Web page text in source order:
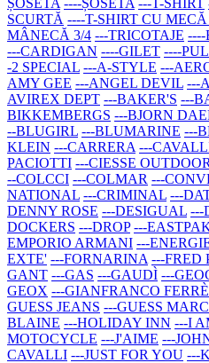
SCURTĂ ----T-SHIRT CU
MÂNECĂ 3/4 ---TRICOTAJE
---CARDIGAN ----GILET ----
-2 SPECIAL ---A-STYLE ---
AMY GEE ---ANGEL DEVIL ---
AVIREX DEPT ---BAKER'S ---
BIKKEMBERGS ---BJORN
--BLUGIRL ---BLUMARINE ---
KLEIN ---CARRERA ---
PACIOTTI ---CIESSE OUTDOOR
--COLCCI ---COLMAR ---
NATIONAL ---CRIMINAL ---
DENNY ROSE ---DESIGUAL ---
DOCKERS ---DROP ---
EMPORIO ARMANI ---
EXTE' ---FORNARINA ---FRED
GANT ---GAS ---GAUDÌ ---
GEOX ---GIANFRANCO FERRÈ
GUESS JEANS ---GUESS
BLAINE ---HOLIDAY INN ---I
MOTOCYCLE ---J'AIME ---
CAVALLI ---JUST FOR YOU ---